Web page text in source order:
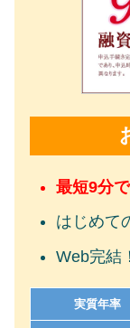
最短9分
はじめて
Web完結
実質年率